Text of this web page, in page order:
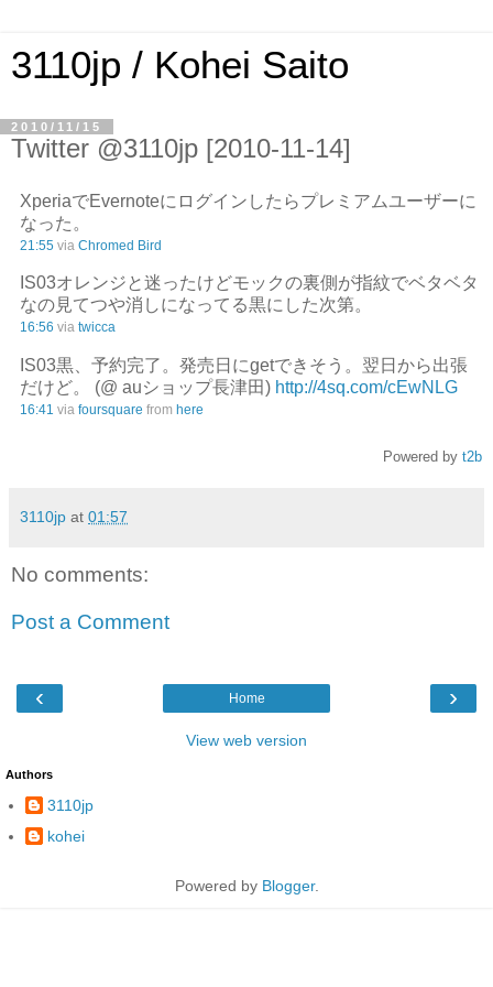
3110jp / Kohei Saito
2010/11/15
Twitter @3110jp [2010-11-14]
XperiaでEvernoteにログインしたらプレミアムユーザーに
なった。
21:55 via Chromed Bird
IS03オレンジと迷ったけどモックの裏側が指紋でベタベタ
なの見てつや消しになってる黒にした次第。
16:56 via twicca
IS03黒、予約完了。発売日にgetできそう。翌日から出張
だけど。 (@ auショップ長津田) http://4sq.com/cEwNLG
16:41 via foursquare from here
Powered by t2b
3110jp at 01:57
No comments:
Post a Comment
‹ ›
Home
View web version
Authors
3110jp
kohei
Powered by Blogger.